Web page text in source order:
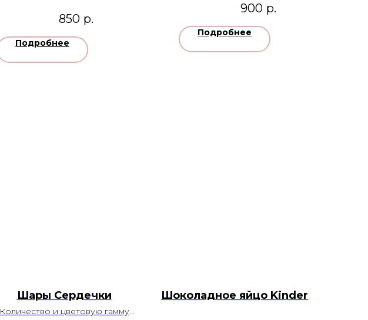
850 р.
Подробнее
900 р.
Подробнее
Шары Сердечки
Количество и цветовую гамму
Шоколадное яйцо Kinder